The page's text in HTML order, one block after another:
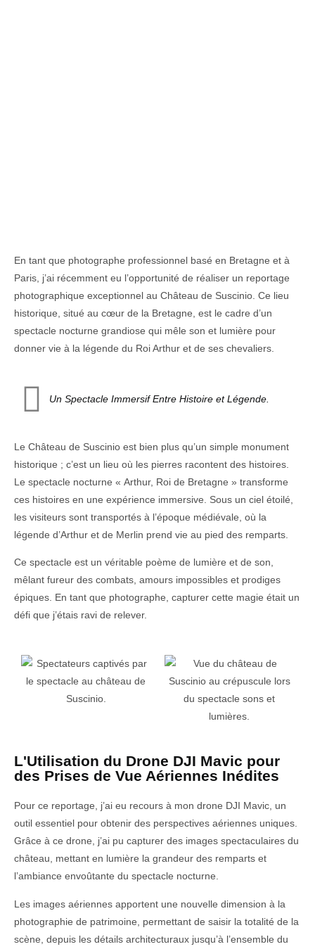
En tant que photographe professionnel basé en Bretagne et à
Paris, j’ai récemment eu l’opportunité de réaliser un reportage
photographique exceptionnel au Château de Suscinio. Ce lieu
historique, situé au cœur de la Bretagne, est le cadre d’un
spectacle nocturne grandiose qui mêle son et lumière pour
donner vie à la légende du Roi Arthur et de ses chevaliers.
Un Spectacle Immersif Entre Histoire et Légende.
Le Château de Suscinio est bien plus qu’un simple monument
historique ; c’est un lieu où les pierres racontent des histoires.
Le spectacle nocturne « Arthur, Roi de Bretagne » transforme
ces histoires en une expérience immersive. Sous un ciel étoilé,
les visiteurs sont transportés à l’époque médiévale, où la
légende d’Arthur et de Merlin prend vie au pied des remparts.
Ce spectacle est un véritable poème de lumière et de son,
mêlant fureur des combats, amours impossibles et prodiges
épiques. En tant que photographe, capturer cette magie était un
défi que j’étais ravi de relever.
L'Utilisation du Drone DJI Mavic pour
des Prises de Vue Aériennes Inédites
Pour ce reportage, j’ai eu recours à mon drone DJI Mavic, un
outil essentiel pour obtenir des perspectives aériennes uniques.
Grâce à ce drone, j’ai pu capturer des images spectaculaires du
château, mettant en lumière la grandeur des remparts et
l’ambiance envoûtante du spectacle nocturne.
Les images aériennes apportent une nouvelle dimension à la
photographie de patrimoine, permettant de saisir la totalité de la
scène, depuis les détails architecturaux jusqu’à l’ensemble du